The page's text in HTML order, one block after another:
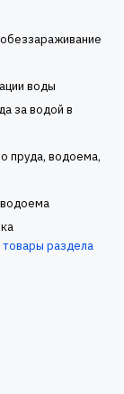
воды
за водой в
пруда, водоема,
раздела